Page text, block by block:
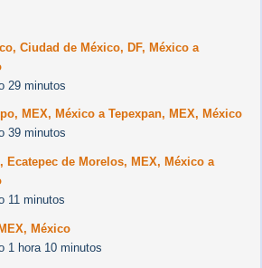
Ciudad de México, DF, México a
29 minutos
MEX, México a Tepexpan, MEX, México
39 minutos
Ecatepec de Morelos, MEX, México a
11 minutos
México
1 hora 10 minutos